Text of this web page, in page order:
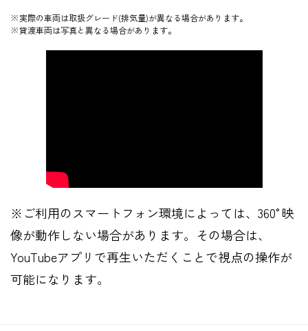
※実際の車両は取扱グレード(排気量)が異なる場合があります。
※貸渡車両は写真と異なる場合があります。
※ご利用のスマートフォン環境によっては、360°映
像が動作しない場合があります。その場合は、
YouTubeアプリで再生いただくことで視点の操作が
可能になります。